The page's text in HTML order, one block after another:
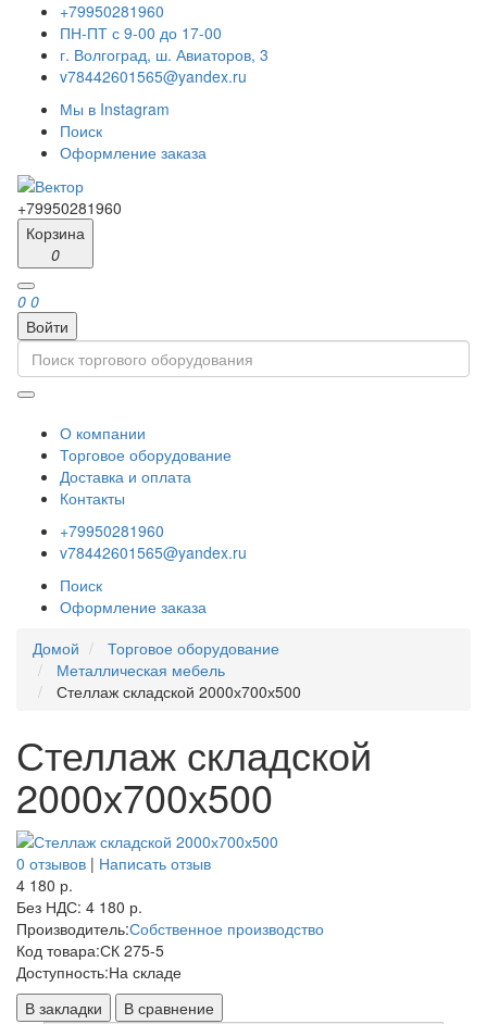
+79950281960
ПН-ПТ с 9-00 до 17-00
г. Волгоград, ш. Авиаторов, 3
v78442601565@yandex.ru
Мы в Instagram
Поиск
Оформление заказа
+79950281960
Корзина
0
0 0
Войти
О компании
Торговое оборудование
Доставка и оплата
Контакты
+79950281960
v78442601565@yandex.ru
Поиск
Оформление заказа
Домой
Торговое оборудование
Металлическая мебель
Стеллаж складской 2000х700х500
Стеллаж складской
2000х700х500
0 отзывов | Написать отзыв
4 180 р.
Без НДС: 4 180 р.
Производитель:Собственное производство
Код товара:СК 275-5
Доступность:На складе
В закладки
В сравнение